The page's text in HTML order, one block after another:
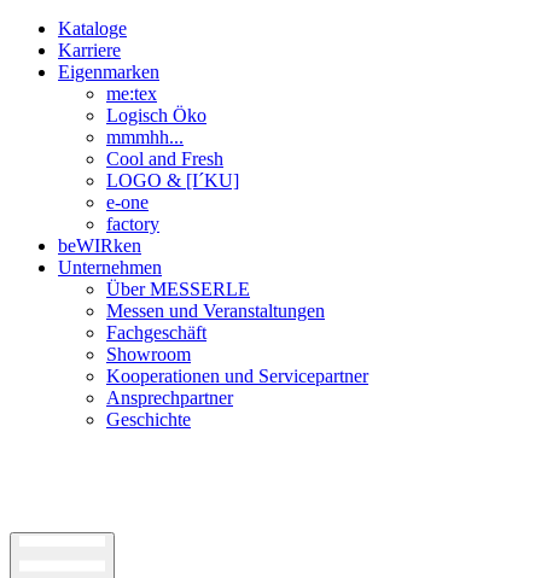
Kataloge
Karriere
Eigenmarken
me:tex
Logisch Öko
mmmhh...
Cool and Fresh
LOGO & [I´KU]
e-one
factory
beWIRken
Unternehmen
Über MESSERLE
Messen und Veranstaltungen
Fachgeschäft
Showroom
Kooperationen und Servicepartner
Ansprechpartner
Geschichte